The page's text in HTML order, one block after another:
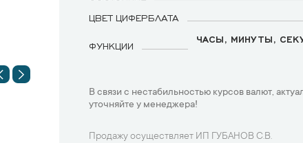
ЦВЕТ ЦИФЕРБЛАТА
ФУНКЦИИ
ЧАСЫ, МИНУТЫ,
В связи с нестабильностью курсов валют,
уточняйте у менеджера!
Продажу осуществляет ИП ГУБАНОВ С.В.